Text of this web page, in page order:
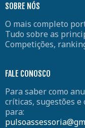
SOBRE NÓS
O mais completo
Tudo sobre as
Competições,
FALE CONOSCO
Para saber como
críticas, sugestões
para: